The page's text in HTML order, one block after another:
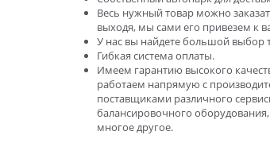
Весь нужный товар можно
выходя, мы сами его привезем к
У нас вы найдете большой выбор
Гибкая система оплаты.
Имеем гарантию высокого
работаем напрямую с
поставщиками различного
балансировочного
многое другое.